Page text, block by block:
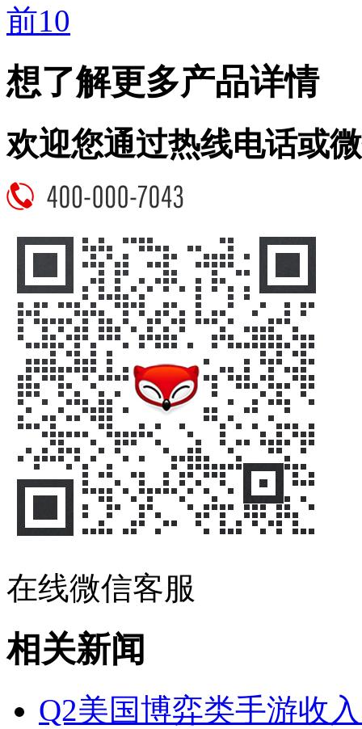
前10
想了解更多产品详情
欢迎您通过热线电话或
在线微信客服
相关新闻
Q2美国博弈类手游收